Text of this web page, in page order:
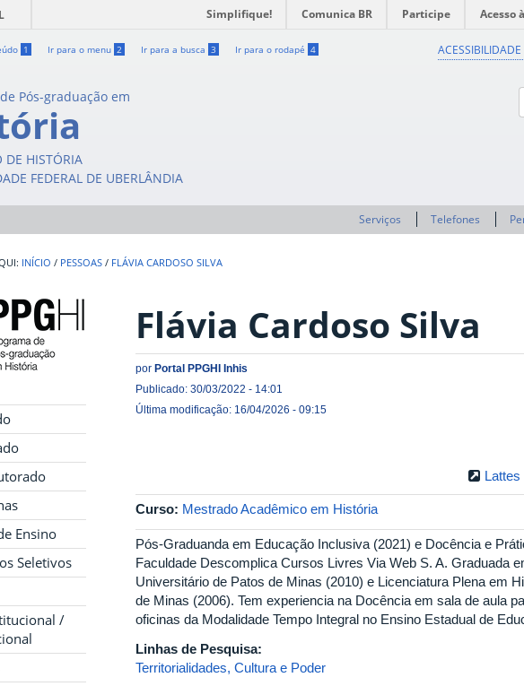
Simplifique! Comunica BR Participe Acesso
1 Ir para o menu 2 Ir para a busca 3 Ir para o rodapé 4 ACESSIBILIDADE
Pós-graduação em
DE HISTÓRIA
FEDERAL DE UBERLÂNDIA
Serviços Telefones
INÍCIO / PESSOAS / FLÁVIA CARDOSO SILVA
Ensino
Seletivos
/
Flávia Cardoso Silva
por Portal PPGHI Inhis
Publicado: 30/03/2022 - 14:01
Última modificação: 16/04/2026 - 09:15
Lattes
Curso: Mestrado Acadêmico em História
Pós-Graduanda em Educação Inclusiva (2021) e Docência e
Faculdade Descomplica Cursos Livres Via Web S. A. Graduada
Universitário de Patos de Minas (2010) e Licenciatura Plena em
de Minas (2006). Tem experiencia na Docência em sala de aula
oficinas da Modalidade Tempo Integral no Ensino Estadual de
Linhas de Pesquisa:
Territorialidades, Cultura e Poder